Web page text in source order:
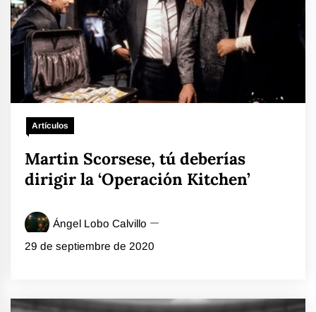
Artículos
Martin Scorsese, tú deberías
dirigir la ‘Operación Kitchen’
Ángel Lobo Calvillo
29 de septiembre de 2020